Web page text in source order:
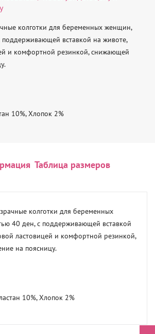
колготки для беременных женщин,
поддерживающей вставкой на животе,
и комфортной резинкой, снижающей
10%, Хлопок 2%
Таблица размеров
колготки для беременных
40 ден, с поддерживающей вставкой
ластовицей и комфортной резинкой,
на поясницу.
10%, Хлопок 2%